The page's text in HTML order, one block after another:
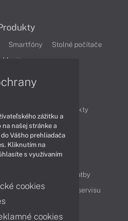
Smartfóny
Stolné počítače
Monitory
Produkty
Videá
Obsah
Možnosti doručenia a platby
služby Cenník servisu
zážitku a
našej stránke a
Vášho prehliadača
Kliknutím na
s využívaním
cookies
cookies